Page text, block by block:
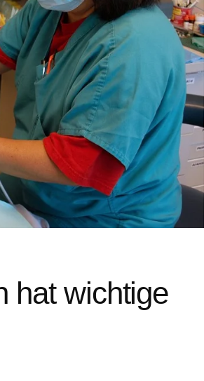
hat wichtige